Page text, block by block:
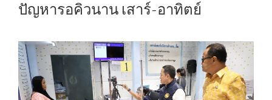
ปัญหารอคิวนาน เสาร์-อาทิตย์